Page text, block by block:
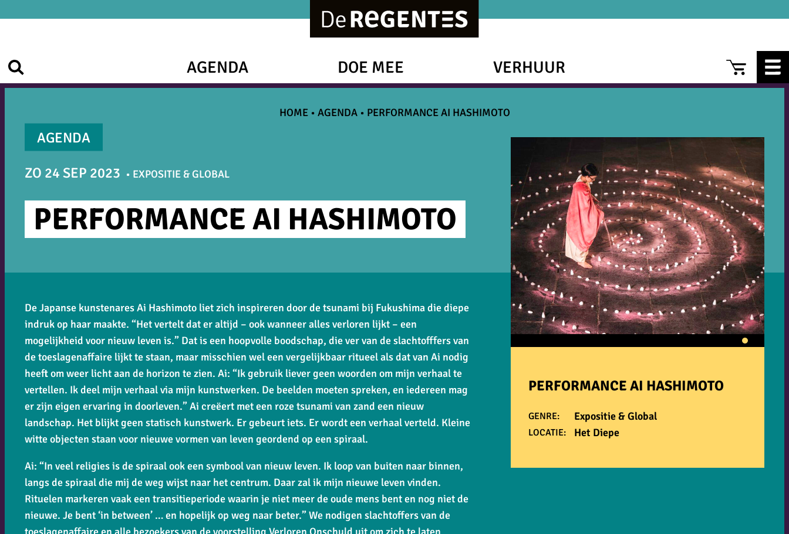
inhoud
AGENDA DOE MEE VERHUUR
HOME• AGENDA• PERFORMANCE AI HASHIMOTO
AGENDA
ZO 24 SEP 2023 EXPOSITIE & GLOBAL
PERFORMANCE AI HASHIMOTO
De Japanse kunstenares Ai Hashimoto liet zich inspireren door de tsunami bij Fukushima die diepe
indruk op haar maakte. “Het vertelt dat er altijd – ook wanneer alles verloren lijkt – een
mogelijkheid voor nieuw leven is.” Dat is een hoopvolle boodschap, die ver van de slachtofffers van
de toeslagenaffaire lijkt te staan, maar misschien wel een vergelijkbaar ritueel als dat van Ai nodig
heeft om weer licht aan de horizon te zien. Ai: “Ik gebruik liever geen woorden om mijn verhaal te
vertellen. Ik deel mijn verhaal via mijn kunstwerken. De beelden moeten spreken, en iedereen mag
er zijn eigen ervaring in doorleven.” Ai creëert met een roze tsunami van zand een nieuw
landschap. Het blijkt geen statisch kunstwerk. Er gebeurt iets. Er wordt een verhaal verteld. Kleine
witte objecten staan voor nieuwe vormen van leven geordend op een spiraal.
Ai: “In veel religies is de spiraal ook een symbool van nieuw leven. Ik loop van buiten naar binnen,
langs de spiraal die mij de weg wijst naar het centrum. Daar zal ik mijn nieuwe leven vinden.
Rituelen markeren vaak een transitieperiode waarin je niet meer de oude mens bent en nog niet de
nieuwe. Je bent ‘in between’ … en hopelijk op weg naar beter.” We nodigen slachtoffers van de
PERFORMANCE AI HASHIMOTO
GENRE: Expositie & Global
LOCATIE: Het Diepe